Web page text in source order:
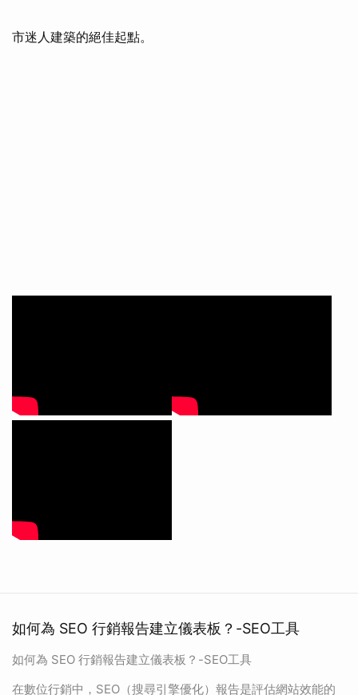
市迷人建築的絕佳起點。
如何為 SEO 行銷報告建立儀表板？-SEO工具
如何為 SEO 行銷報告建立儀表板？-SEO工具
在數位行銷中，SEO（搜尋引擎優化）報告是評估網站效能的